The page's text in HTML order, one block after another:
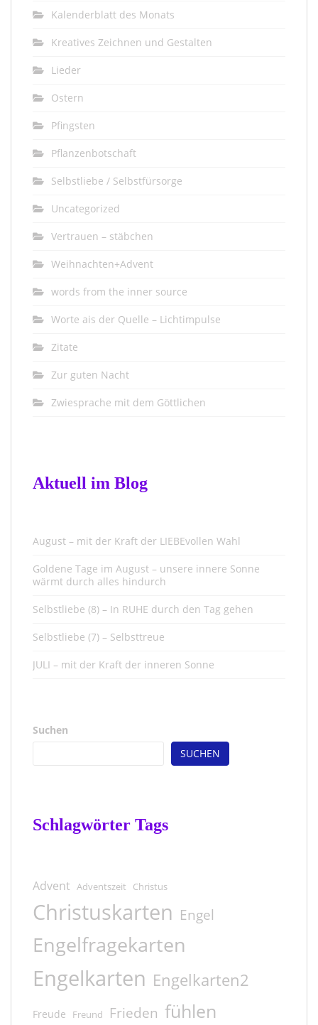
Kalenderblatt des Monats
Kreatives Zeichnen und Gestalten
Lieder
Ostern
Pfingsten
Pflanzenbotschaft
Selbstliebe / Selbstfürsorge
Uncategorized
Vertrauen – stäbchen
Weihnachten+Advent
words from the inner source
Worte ais der Quelle – Lichtimpulse
Zitate
Zur guten Nacht
Zwiesprache mit dem Göttlichen
Aktuell im Blog
August – mit der Kraft der LIEBEvollen Wahl
Goldene Tage im August – unsere innere Sonne
wärmt durch alles hindurch
Selbstliebe (8) – In RUHE durch den Tag gehen
Selbstliebe (7) – Selbsttreue
JULI – mit der Kraft der inneren Sonne
Suchen
SUCHEN
Schlagwörter Tags
Advent Adventszeit Christus
Christuskarten Engel
Engelfragekarten
Engelkarten Engelkarten2
Freude Freund Frieden fühlen